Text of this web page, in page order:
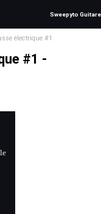
Sweepyto Guitare
électrique #1
#1 -